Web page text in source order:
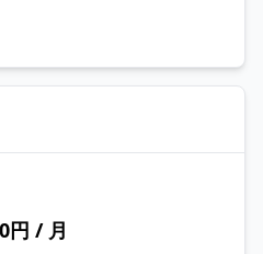
円 / 月